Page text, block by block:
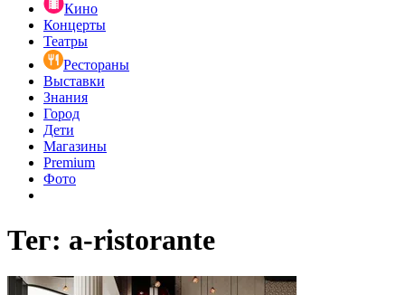
Кино
Концерты
Театры
Рестораны
Выставки
Знания
Город
Дети
Магазины
Premium
Фото
Тег: a-ristorante